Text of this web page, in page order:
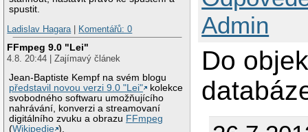
spustit.
Ladislav Hagara| Komentářů: 0
FFmpeg 9.0 "Lei"
4.8. 20:44 | Zajímavý článek
Jean-Baptiste Kempf na svém blogu
představil novou verzi 9.0 "Lei"
kolekce
svobodného softwaru umožňujícího
nahrávání, konverzi a streamovaní
digitálního zvuku a obrazu FFmpeg
(Wikipedie ).
Admin
Do